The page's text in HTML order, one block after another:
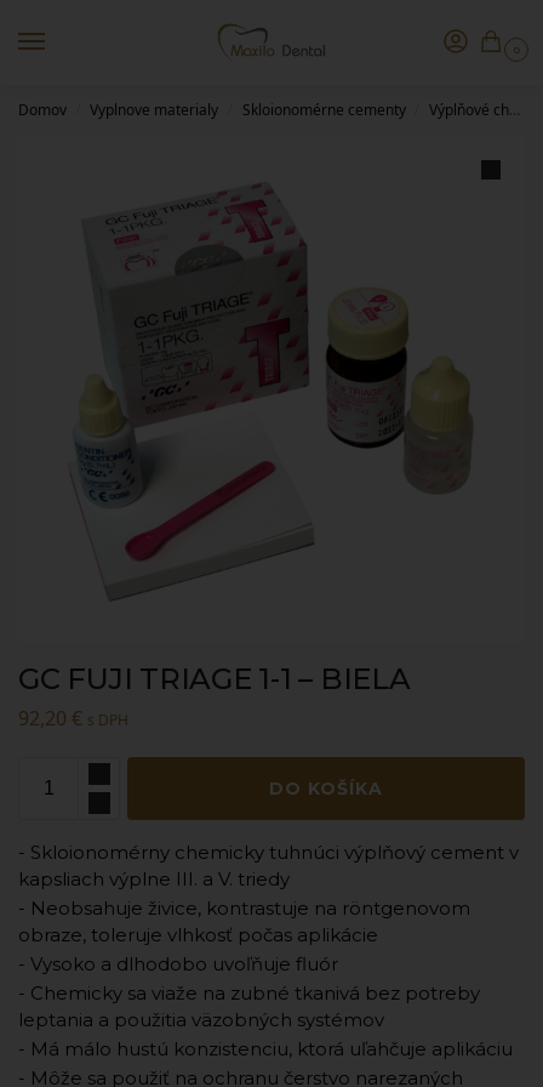
0
Domov Vyplnove materialy Skloionomérne cementy Výplňové chemicky tuhnúce
GC FUJI TRIAGE 1-1 – BIELA
92,20 € s DPH
DO KOŠÍKA
- Skloionomérny chemicky tuhnúci výplňový cement v
kapsliach výplne III. a V. triedy
- Neobsahuje živice, kontrastuje na röntgenovom
obraze, toleruje vlhkosť počas aplikácie
- Vysoko a dlhodobo uvoľňuje fluór
- Chemicky sa viaže na zubné tkanivá bez potreby
leptania a použitia väzobných systémov
- Má málo hustú konzistenciu, ktorá uľahčuje aplikáciu
- Môže sa použiť na ochranu čerstvo narezaných